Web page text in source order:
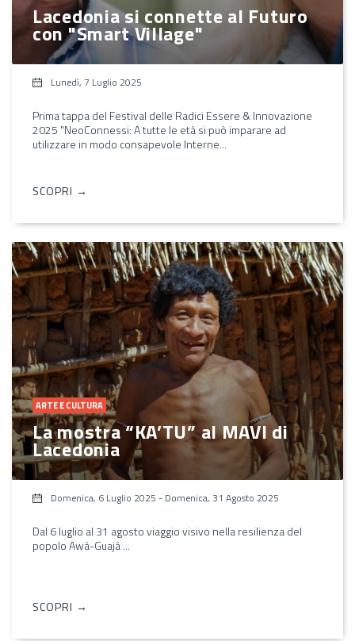
Lacedonia si connette al Futuro
con "Smart Village"
Lunedì, 7 Luglio 2025
Prima tappa del Festival delle Radici Essere & Innovazione
2025 "NeoConnessi: A tutte le età si può imparare ad
utilizzare in modo consapevole Interne...
SCOPRI →
ARTE E CULTURA
La mostra “KA’TU” al MAVI di
Lacedonia
Domenica, 6 Luglio 2025 - Domenica, 31 Agosto 2025
Dal 6 luglio al 31 agosto viaggio visivo nella resilienza del
popolo Awà-Guajá ...
SCOPRI →